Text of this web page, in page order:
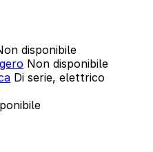
disponibile
Non disponibile
Di serie, elettrico